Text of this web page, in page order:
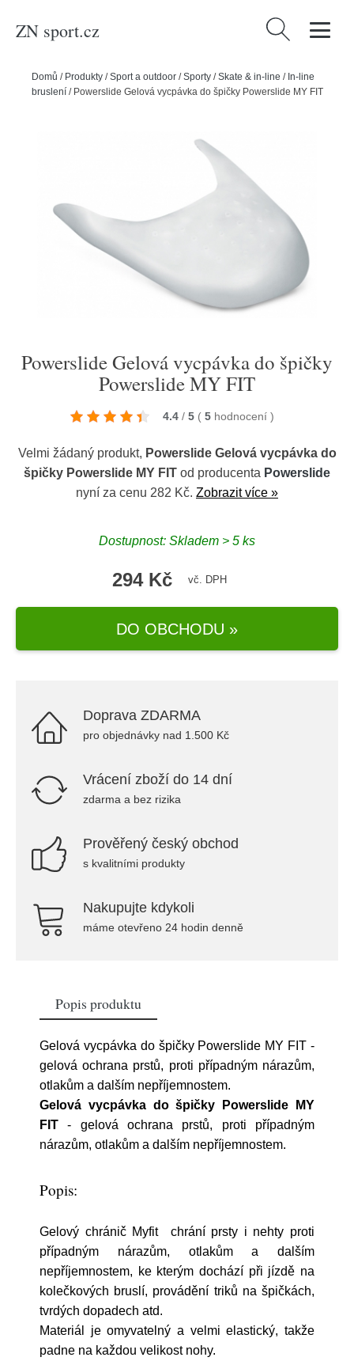
ZN sport.cz Vyhledávání
Domů / Produkty /Sport a outdoor /Sporty /Skate & in-line / In-line
bruslení / Powerslide Gelová vycpávka do špičky Powerslide MY FIT
Powerslide Gelová vycpávka do špičky
Powerslide MY FIT
4.4 / 5 ( 5 hodnocení )
Velmi žádaný produkt, Powerslide Gelová vycpávka do
špičky Powerslide MY FIT od producenta Powerslide
nyní za cenu 282 Kč. Zobrazit více »
Dostupnost: Skladem > 5 ks
294 Kč vč. DPH
DO OBCHODU »
Doprava ZDARMA
pro objednávky nad 1.500 Kč
Vrácení zboží do 14 dní
zdarma a bez rizika
Prověřený český obchod
s kvalitními produkty
Nakupujte kdykoli
máme otevřeno 24 hodin denně
Popis produktu
Gelová vycpávka do špičky Powerslide MY FIT -
gelová ochrana prstů, proti případným nárazům,
otlakům a dalším nepříjemnostem.
Gelová vycpávka do špičky Powerslide MY
FIT - gelová ochrana prstů, proti případným
nárazům, otlakům a dalším nepříjemnostem.
Popis:
Gelový chránič Myfit chrání prsty i nehty proti
případným nárazům, otlakům a dalším
nepříjemnostem, ke kterým dochází při jízdě na
kolečkových bruslí, provádění triků na špičkách,
tvrdých dopadech atd.
Materiál je omyvatelný a velmi elastický, takže
padne na každou velikost nohy.